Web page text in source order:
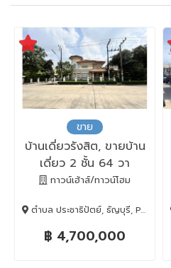
ขาย
บ้านเดี่ยวรังสิต, ขายบ้าน
เดี่ยว 2 ชั้น 64 วา
หมู่บ้านภัสสร4 รังสิต
ทาวน์เฮ้าส์/ทาวน์โฮม
ตำบล ประชาธิปัตย์, ธัญบุรี, Pathum Thani, 12130
฿ 4,700,000